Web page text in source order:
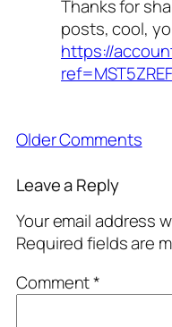
Thanks for
posts, cool,
https://
ref=MST5ZREF
Older Comments
Leave a Reply
Your email address
Required fields are
Comment*